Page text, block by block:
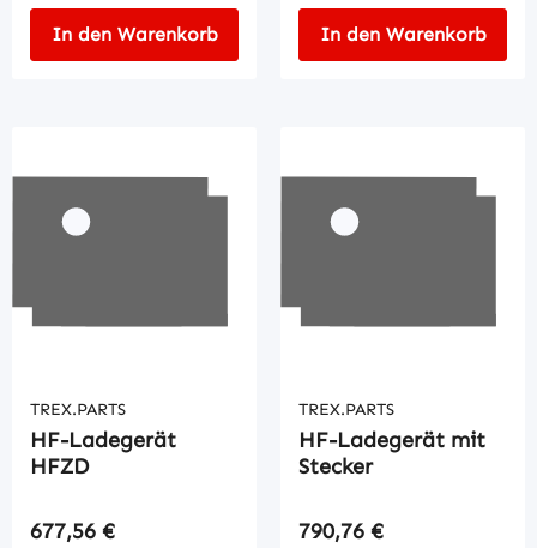
In den Warenkorb In den Warenkorb
TREX.PARTS
HF-Ladegerät
HFZD
Regulärer Preis:
677,56 €
TREX.PARTS
HF-Ladegerät mit
Stecker
Regulärer Preis:
790,76 €